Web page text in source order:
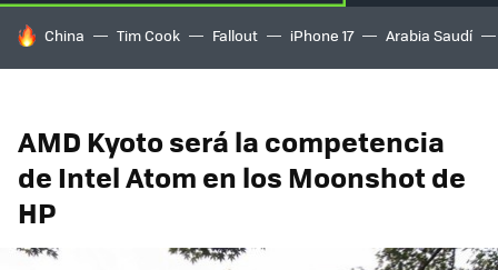
HOY SE HABLA DE
China Tim Cook Fallout iPhone 17 Arabia Saudí
AMD Kyoto será la competencia
de Intel Atom en los Moonshot de
HP